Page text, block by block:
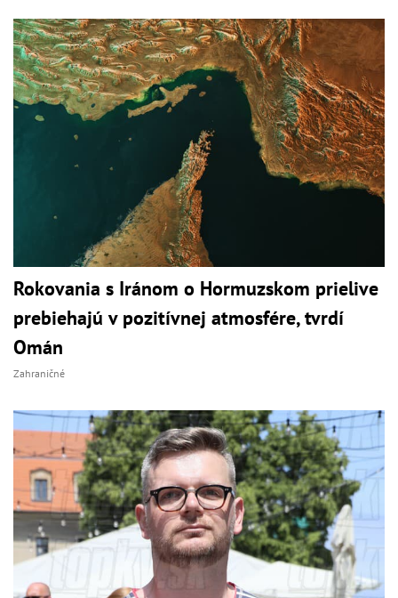
Rokovania s Iránom o Hormuzskom prielive
prebiehajú v pozitívnej atmosfére, tvrdí
Omán
Zahraničné